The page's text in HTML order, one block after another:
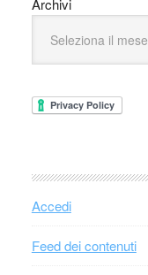
Archivi
Accedi
Feed dei contenuti